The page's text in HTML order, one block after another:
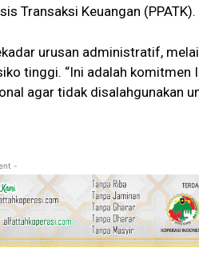
Transaksi Keuangan (PPATK).
urusan administratif,
tinggi. “Ini adalah komitmen
agar tidak disalahgunakan
-